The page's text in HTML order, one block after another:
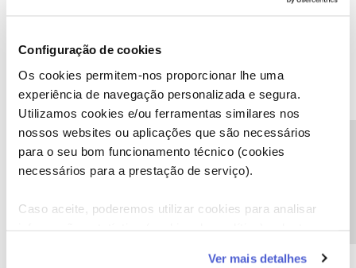
Configuração de cookies
Os cookies permitem-nos proporcionar lhe uma
experiência de navegação personalizada e segura.
Utilizamos cookies e/ou ferramentas similares nos
nossos websites ou aplicações que são necessários
para o seu bom funcionamento técnico (cookies
necessários para a prestação de serviço).
Caso aceite, poderemos utilizar cookies para analisar
funcionalidades (cookies de personalização e
Ver mais detalhes
Inês B.
Olá@pedromsferreira,
de cliente para o perfil@Fórum. Vamos verificar a situação.